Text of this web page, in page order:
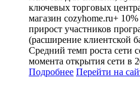
ключевых торговых
магазин cozyhome.ru+
прирост участников
(расширение клиентской
Средний темп роста сети
момента открытия сети в
Подробнее Перейти на